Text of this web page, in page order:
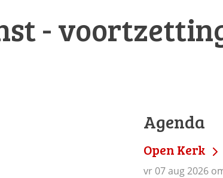
-
Agenda
Open Kerk
vr 07 aug 2026